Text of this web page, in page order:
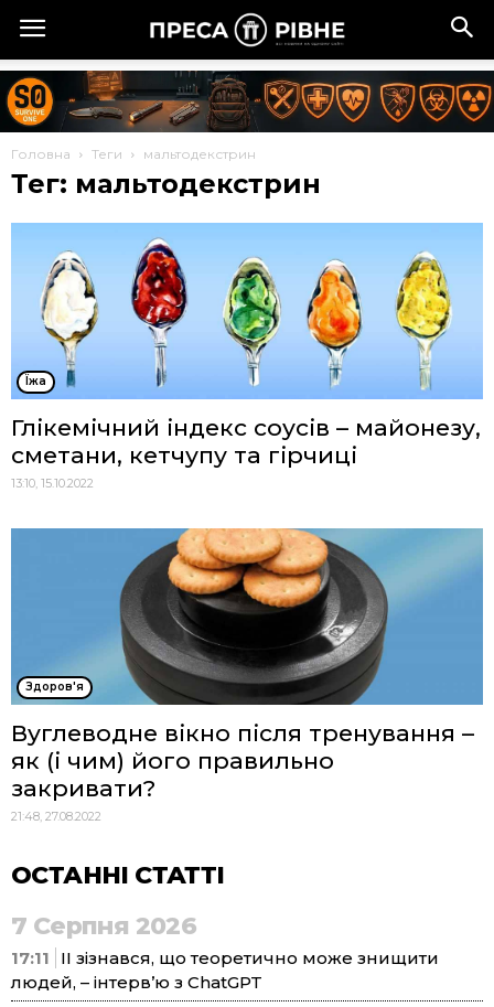
Головна Теги мальтодекстрин
Тег: мальтодекстрин
Їжа
Глікемічний індекс соусів – майонезу,
сметани, кетчупу та гірчиці
13:10, 15.10.2022
Здоров'я
Вуглеводне вікно після тренування –
як (і чим) його правильно
закривати?
21:48, 27.08.2022
ОСТАННІ СТАТТІ
7 Серпня 2026
17:11
ІІ зізнався, що теоретично може знищити
людей, – інтерв’ю з ChatGPT